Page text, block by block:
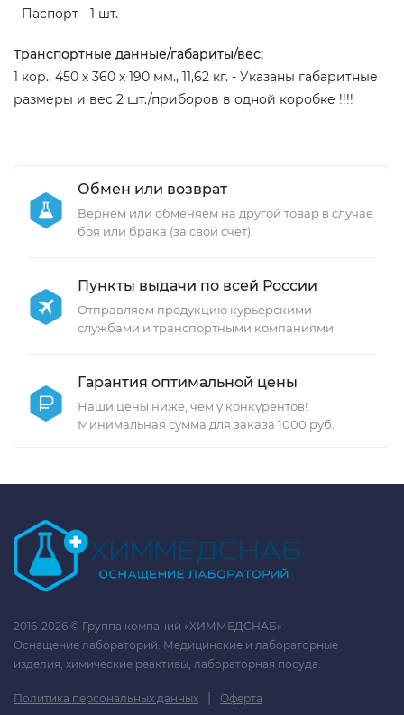
- Паспорт - 1 шт.
Транспортные данные/габариты/вес:
1 кор., 450 х 360 х 190 мм., 11,62 кг. - Указаны габаритные
размеры и вес 2 шт./приборов в одной коробке !!!!
Обмен или возврат
Вернем или обменяем на другой товар в случае
боя или брака (за свой счет).
Пункты выдачи по всей России
Отправляем продукцию курьерскими
службами и транспортными компаниями.
Гарантия оптимальной цены
Наши цены ниже, чем у конкурентов!
Минимальная сумма для заказа 1000 руб.
2016-2026 © Группа компаний «ХИММЕДСНАБ» —
Оснащение лабораторий. Медицинские и лабораторные
изделия, химические реактивы, лабораторная посуда.
Политика персональных данных | Оферта